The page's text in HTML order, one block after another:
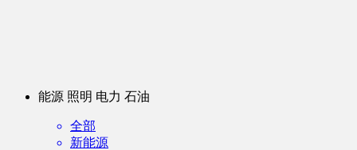
能源 照明 电力 石油
全部
新能源